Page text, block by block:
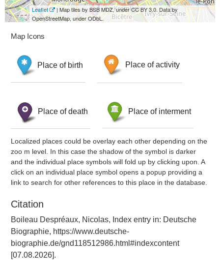
Leaflet
| Map tiles by BSB MDZ, under CC BY 3.0. Data by
OpenStreetMap, under ODbL.
Map Icons
Place of birth Place of activity
Place of death Place of interment
Localized places could be overlay each other depending on the
zoo m level. In this case the shadow of the symbol is darker
and the individual place symbols will fold up by clicking upon. A
click on an individual place symbol opens a popup providing a
link to search for other references to this place in the database.
Citation
Boileau Despréaux, Nicolas, Index entry in: Deutsche
Biographie, https://www.deutsche-
biographie.de/gnd118512986.html#indexcontent
[07.08.2026].